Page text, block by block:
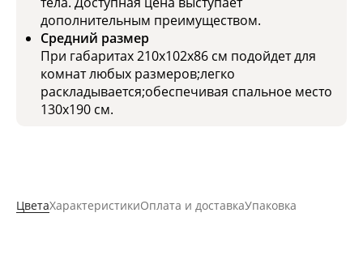
дополнительным преимуществом.
Средний размер
При габаритах 210x102x86 см подойдет для
комнат любых размеров;легко
раскладывается;обеспечивая спальное место
130x190 см.
ЦветаХарактеристикиОплата и доставкаУпаковка